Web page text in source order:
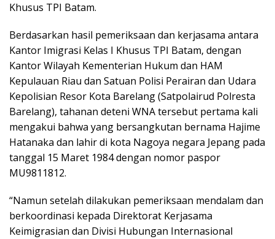
Khusus TPI Batam.
Berdasarkan hasil pemeriksaan dan kerjasama antara
Kantor Imigrasi Kelas I Khusus TPI Batam, dengan
Kantor Wilayah Kementerian Hukum dan HAM
Kepulauan Riau dan Satuan Polisi Perairan dan Udara
Kepolisian Resor Kota Barelang (Satpolairud Polresta
Barelang), tahanan deteni WNA tersebut pertama kali
mengakui bahwa yang bersangkutan bernama Hajime
Hatanaka dan lahir di kota Nagoya negara Jepang pada
tanggal 15 Maret 1984 dengan nomor paspor
MU9811812.
“Namun setelah dilakukan pemeriksaan mendalam dan
berkoordinasi kepada Direktorat Kerjasama
Keimigrasian dan Divisi Hubungan Internasional